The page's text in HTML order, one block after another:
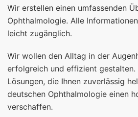
Wir erstellen einen umfassenden
Ophthalmologie. Alle
leicht zugänglich.
Wir wollen den Alltag in der
erfolgreich und effizient gestalten.
Lösungen, die Ihnen zuverlässig
deutschen Ophthalmologie einen
verschaffen.